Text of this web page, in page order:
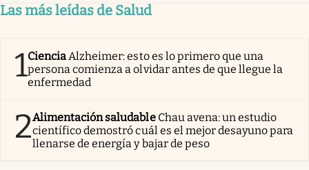
Las más leídas de Salud
1CienciaAlzheimer: esto es lo primero que una
persona comienza a olvidar antes de que llegue la
enfermedad
2Alimentación saludable Chau avena: un estudio
científico demostró cuál es el mejor desayuno para
llenarse de energía y bajar de peso